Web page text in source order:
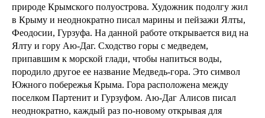
природе Крымского полуострова. Художник подолгу жил
в Крыму и неоднократно писал марины и пейзажи Ялты,
Феодосии, Гурзуфа. На данной работе открывается вид на
Ялту и гору Аю-Даг. Сходство горы с медведем,
припавшим к морской глади, чтобы напиться воды,
породило другое ее название Медведь-гора. Это символ
Южного побережья Крыма. Гора расположена между
поселком Партенит и Гурзуфом. Аю-Даг Алисов писал
неоднократно, каждый раз по-новому открывая для